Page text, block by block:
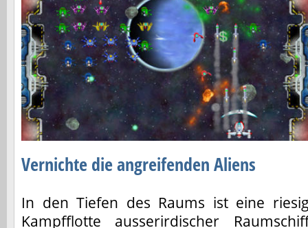
Vernichte die angreifenden Aliens
In den Tiefen des Raums ist eine
Kampfflotte ausserirdischer